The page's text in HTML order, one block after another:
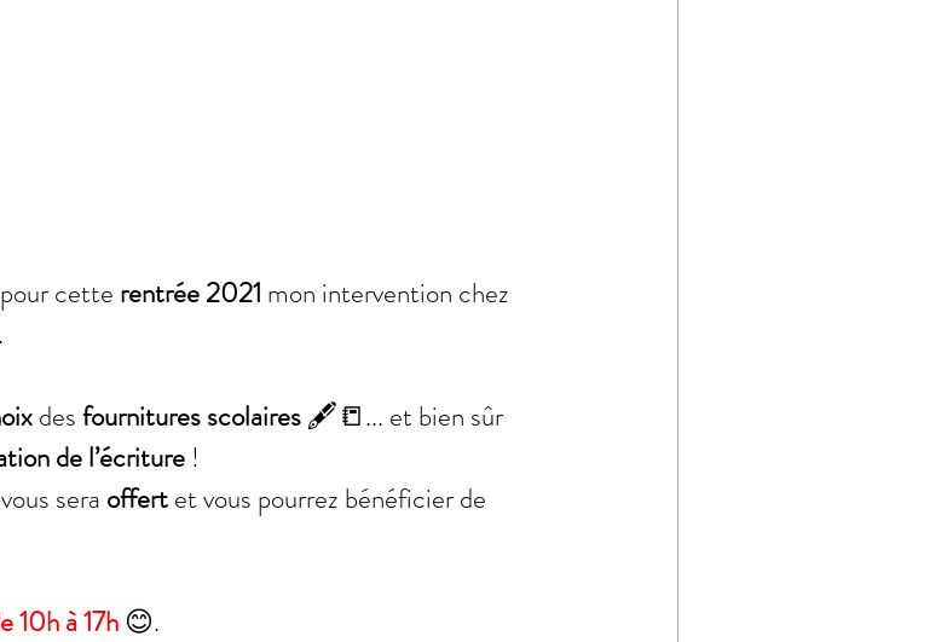
cette rentrée 2021 mon intervention chez
des fournitures scolaires 🖋️📒... et bien sûr
de l’écriture !
sera offert et vous pourrez bénéficier de
10h à 17h 😊.